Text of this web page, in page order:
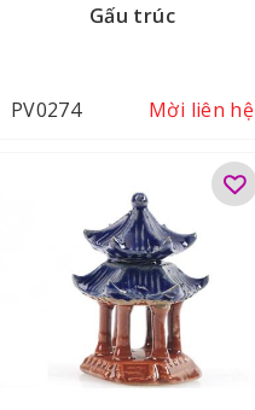
Gấu trúc
Mời liên hệ
PV0274